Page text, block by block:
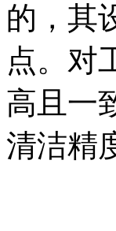
的，其
点。对
高且一
清洁精